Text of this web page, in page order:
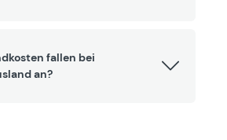
fallen bei
an?